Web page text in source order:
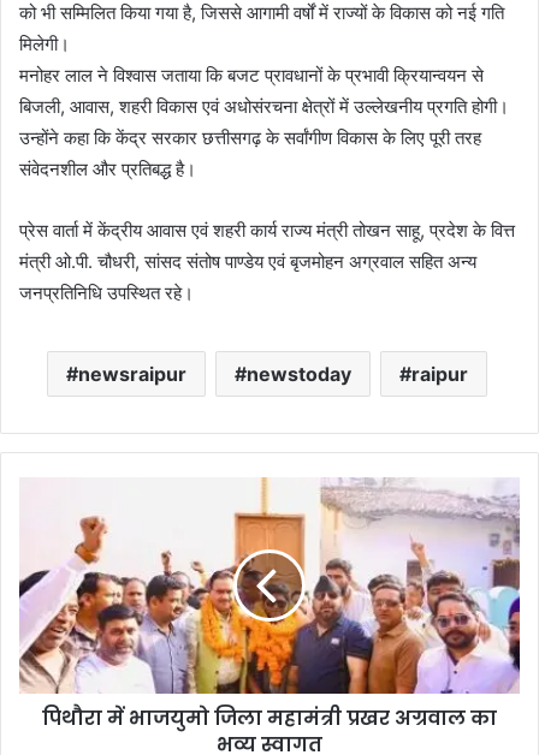
को भी सम्मिलित किया गया है, जिससे आगामी वर्षों में राज्यों के विकास को नई गति
मिलेगी।
मनोहर लाल ने विश्वास जताया कि बजट प्रावधानों के प्रभावी क्रियान्वयन से
बिजली, आवास, शहरी विकास एवं अधोसंरचना क्षेत्रों में उल्लेखनीय प्रगति होगी।
उन्होंने कहा कि केंद्र सरकार छत्तीसगढ़ के सर्वांगीण विकास के लिए पूरी तरह
संवेदनशील और प्रतिबद्ध है।
प्रेस वार्ता में केंद्रीय आवास एवं शहरी कार्य राज्य मंत्री तोखन साहू, प्रदेश के वित्त
मंत्री ओ.पी. चौधरी, सांसद संतोष पाण्डेय एवं बृजमोहन अग्रवाल सहित अन्य
जनप्रतिनिधि उपस्थित रहे।
newsraipur newstoday raipur
पिथौरा में भाजयुमो जिला महामंत्री प्रखर अग्रवाल का
भव्य स्वागत